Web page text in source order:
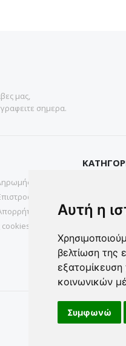
Αυτή η
βελτίωση της
εξατομίκευση
κοινωνικών
Συμφωνώ
μας,
σημερα.
cookies
Σπιτι&